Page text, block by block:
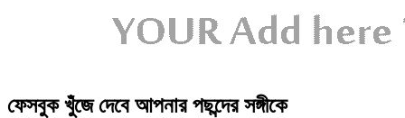
ফেসবুক খুঁজে দেবে আপনার পছন্দের সঙ্গীকে